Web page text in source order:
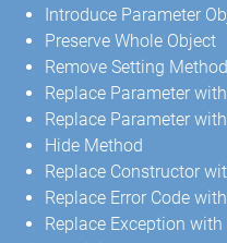
Introduce Parameter
Preserve Whole Object
Remove Setting Method
Replace Parameter
Replace Parameter
Hide Method
Replace Constructor
Replace Error Code
Replace Exception with